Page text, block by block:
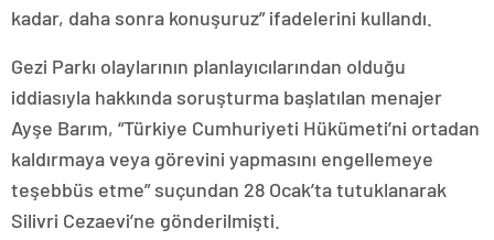
kadar, daha sonra konuşuruz” ifadelerini kullandı.
Gezi Parkı olaylarının planlayıcılarından olduğu
iddiasıyla hakkında soruşturma başlatılan menajer
Ayşe Barım, “Türkiye Cumhuriyeti Hükümeti’ni ortadan
kaldırmaya veya görevini yapmasını engellemeye
teşebbüs etme” suçundan 28 Ocak’ta tutuklanarak
Silivri Cezaevi’ne gönderilmişti.